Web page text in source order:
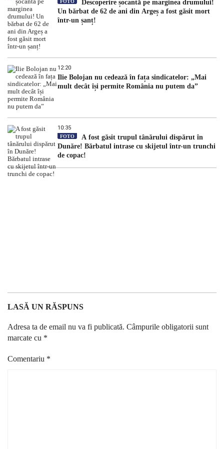
Descoperire șocantă pe marginea drumului!
Un bărbat de 62 de ani din Argeș a fost găsit mort
într-un șanț!
12:20
Ilie Bolojan nu cedează în fața sindicatelor: „Mai
mult decât își permite România nu putem da”
10:35
FOTO
A fost găsit trupul tânărului dispărut în
Dunăre! Bărbatul intrase cu skijetul într-un trunchi
de copac!
LASĂ UN RĂSPUNS
Adresa ta de email nu va fi publicată. Câmpurile obligatorii sunt
marcate cu *
Comentariu *